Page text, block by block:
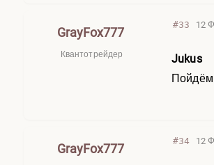
GrayFox777
Квантотрейдер
#33 12
Jukus
Пойдём
GrayFox777
#34 12